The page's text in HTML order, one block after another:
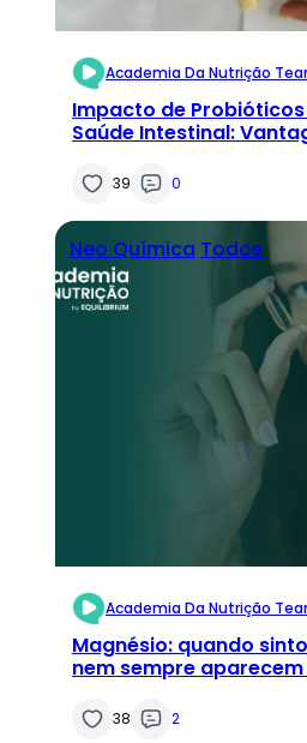
Academia Da Nutrição
Impacto de Probióticos
Saúde Intestinal:
39 0
Neo Química Todos
Academia Da Nutrição
Magnésio: quando
nem sempre
38 2